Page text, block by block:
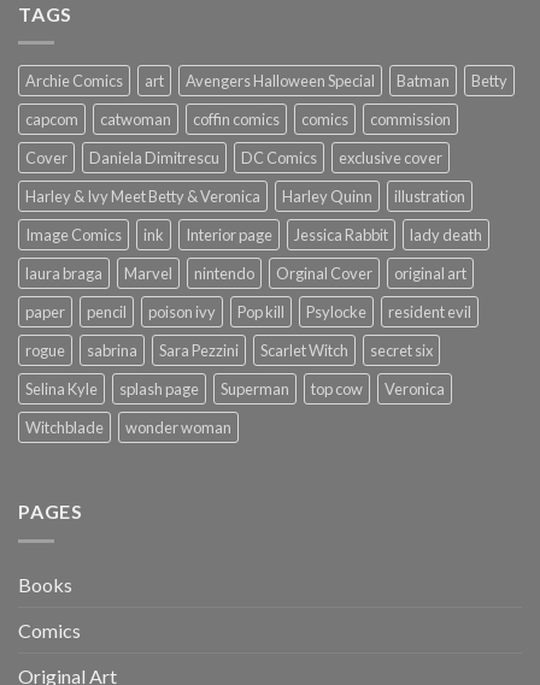
TAGS
Archie Comics art Avengers Halloween Special Batman
Betty
capcom
catwoman coffin comics comics
commission
Cover
Daniela Dimitrescu DC Comics
exclusive cover
Harley & Ivy Meet Betty & Veronica
Harley Quinn
illustration
Image Comics
ink Interior page Jessica Rabbit
lady death
laura braga
Marvel nintendo Orginal Cover
original art
paper
pencil poison ivy Pop kill Psylocke
resident evil
rogue
sabrina Sara Pezzini Scarlet Witch
secret six
Selina Kyle
splash page Superman top cow
Veronica
Witchblade
wonder woman
PAGES
Books
Comics
Original Art